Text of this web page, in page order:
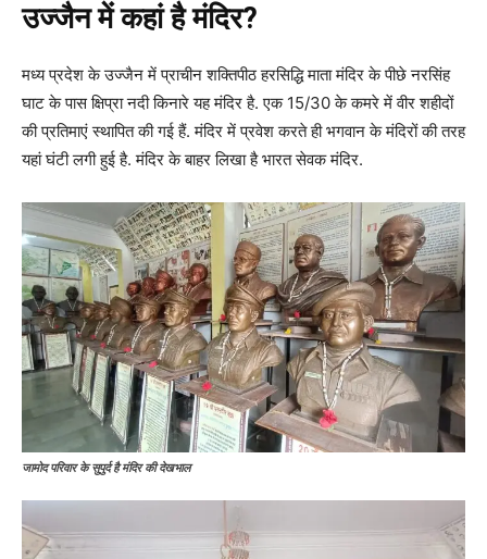
उज्जैन में कहां है मंदिर?
मध्य प्रदेश के उज्जैन में प्राचीन शक्तिपीठ हरसिद्धि माता मंदिर के पीछे नरसिंह
घाट के पास क्षिप्रा नदी किनारे यह मंदिर है. एक 15/30 के कमरे में वीर शहीदों
की प्रतिमाएं स्थापित की गई हैं. मंदिर में प्रवेश करते ही भगवान के मंदिरों की तरह
यहां घंटी लगी हुई है. मंदिर के बाहर लिखा है भारत सेवक मंदिर.
जामोद परिवार के सुपुर्द है मंदिर की देखभाल